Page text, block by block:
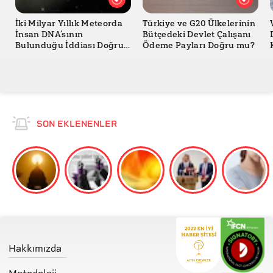
İki Milyar Yıllık Meteorda
İnsan DNA’sının
Bulunduğu İddiası Doğru
Türkiye ve G20 Ülkelerinin
Bütçedeki Devlet Çalışanı
Ödeme Payları Doğru mu?
SON EKLENENLER
Hakkımızda